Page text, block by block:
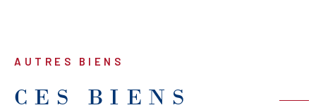
AUTRES BIENS
CES BIENS